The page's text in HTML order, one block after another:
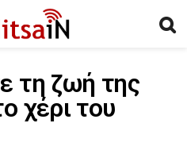
τη ζωή της
χέρι του